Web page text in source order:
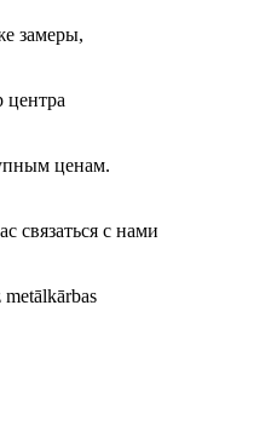
замеры,
центра
ценам.
связаться с нами